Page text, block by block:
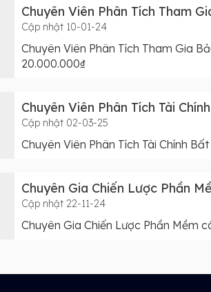
Chuyên Viên Phân Tích Tham
Cập nhật 10-01-24
Chuyên Viên Phân Tích Tham Gia
20.000.000₫
Chuyên Viên Phân Tích Tài
Cập nhật 02-03-25
Chuyên Viên Phân Tích Tài Chính
Chuyên Gia Chiến Lược Phần
Cập nhật 22-11-24
Chuyên Gia Chiến Lược Phần Mềm